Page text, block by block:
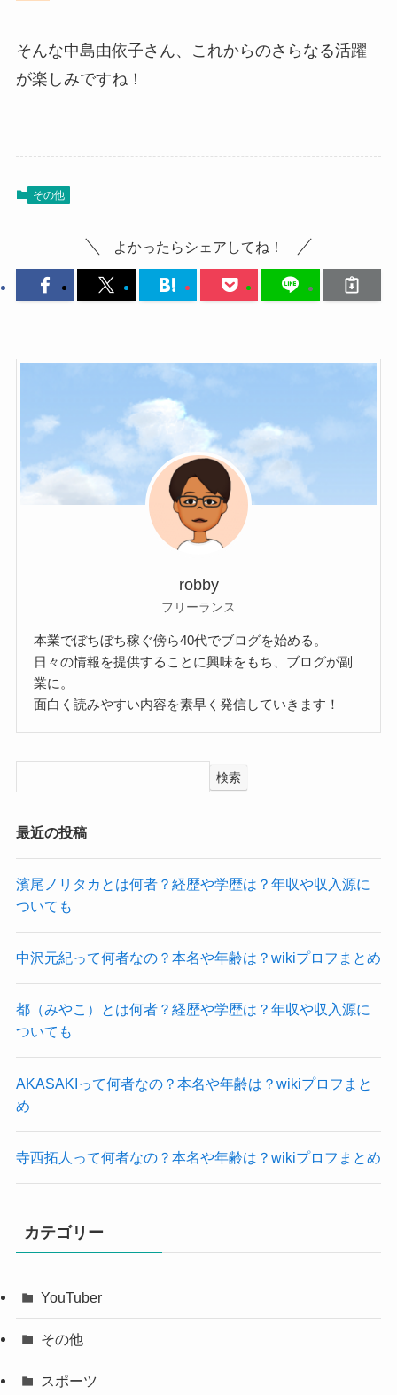
そんな中島由依子さん、これからのさらなる活躍
が楽しみですね！
その他
よかったらシェアしてね！
robby
フリーランス
本業でぼちぼち稼ぐ傍ら40代でブログを始める。
日々の情報を提供することに興味をもち、ブログが副
業に。
面白く読みやすい内容を素早く発信していきます！
検索
最近の投稿
濱尾ノリタカとは何者？経歴や学歴は？年収や収入源に
ついても
中沢元紀って何者なの？本名や年齢は？wikiプロフまとめ
都（みやこ）とは何者？経歴や学歴は？年収や収入源に
ついても
AKASAKIって何者なの？本名や年齢は？wikiプロフまと
め
寺西拓人って何者なの？本名や年齢は？wikiプロフまとめ
カテゴリー
YouTuber
その他
スポーツ